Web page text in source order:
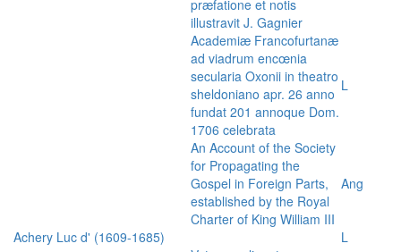
præfatione et notis
illustravit J. Gagnier
Academiæ Francofurtanæ
ad viadrum encœnia
secularia Oxonii in theatro
sheldoniano apr. 26 anno
fundat 201 annoque Dom.
1706 celebrata
L
An Account of the Society
for Propagating the
Gospel in Foreign Parts,
established by the Royal
Charter of King William III
Ang
Achery Luc d' (1609-1685) L